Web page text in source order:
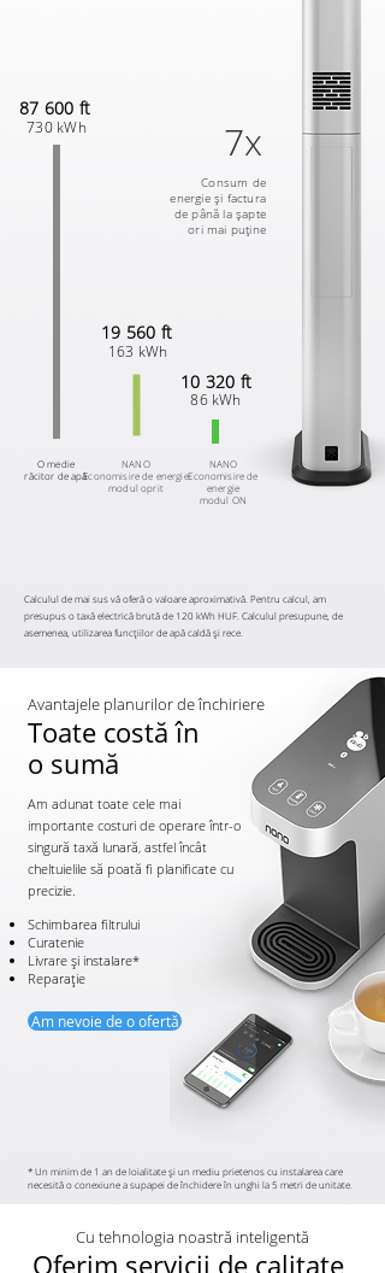
Avantajele planurilor de închiriere
Am adunat toate cele mai
importante costuri de operare într-o
singură taxă lunară, astfel încât
cheltuielile să poată fi planificate cu
precizie.
Toate costă în
o sumă
Schimbarea filtrului
Curatenie
Livrare și instalare*
Reparație
Am nevoie de o ofertă
* Un minim de 1 an de loialitate și un mediu prietenos cu instalarea care
necesită o conexiune a supapei de închidere în unghi la 5 metri de unitate.
7x
Consum de
energie și factura
de până la șapte
ori mai puține
87 600 ft
730 kWh
19 560 ft
163 kWh
10 320 ft
86 kWh
NANO
Economisire de energie
modul oprit
O medie
răcitor de apă
NANO
Economisire de
energie
modul ON
Calculul de mai sus vă oferă o valoare aproximativă. Pentru calcul, am
presupus o taxă electrică brută de 120 kWh HUF. Calculul presupune, de
asemenea, utilizarea funcțiilor de apă caldă și rece.
Cu tehnologia noastră inteligentă
Oferim servicii de calitate